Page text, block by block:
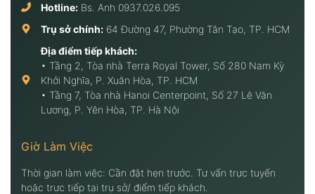
Hotline: Bs. Anh 0937.026.095
Trụ sở chính: 64 Đường 47, Phường Tân Tạo, TP. HCM
Địa điểm tiếp khách:
• Tầng 2, Tòa nhà Terra Royal Tower, Số 280 Nam Kỳ
Khởi Nghĩa, P. Xuân Hòa, TP. HCM
• Tầng 7, Tòa nhà Hanoi Centerpoint, Số 27 Lê Văn
Lương, P. Yên Hòa, TP. Hà Nội
Giờ Làm Việc
Thời gian làm việc: Cần đặt hẹn trước. Tư vấn trực tuyến
hoặc trực tiếp tại trụ sở/ điểm tiếp khách.